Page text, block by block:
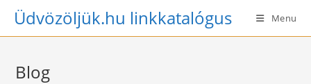
SkipÜdvözöljük.hu linkkatalógus Menu
Blog